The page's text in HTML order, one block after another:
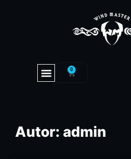
0
Autor: admin